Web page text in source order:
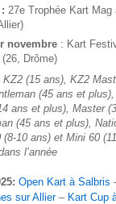
27e Trophée Kart Mag
novembre : Kart
Drôme)
KZ2 (15 ans), KZ2
(45 ans et
ans et plus), Master
(45 ans et plus),
(8-10 ans) et Mini 60
l’année
Open Kart à Salbris
sur Allier– Kart Cup